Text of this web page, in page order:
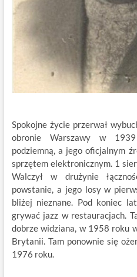
Spokojne życie przerwał
obronie Warszawy w
podziemną, a jego oficjalnym
sprzętem elektronicznym. 1
Walczył w drużynie
powstanie, a jego losy w
bliżej nieznane. Pod koniec
grywać jazz w restauracjach.
dobrze widziana, w 1958 roku
Brytanii. Tam ponownie się
1976 roku.